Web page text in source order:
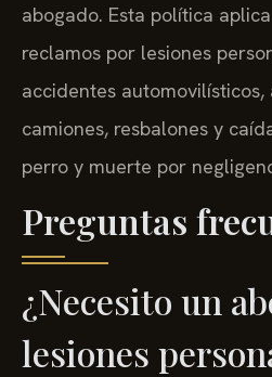
abogado. Esta política
reclamos por lesiones
accidentes
camiones, resbalones y
perro y muerte por
Preguntas
¿Necesito un
lesiones